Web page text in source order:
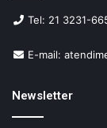
Tel: 21 3231-
E-mail:
Newsletter